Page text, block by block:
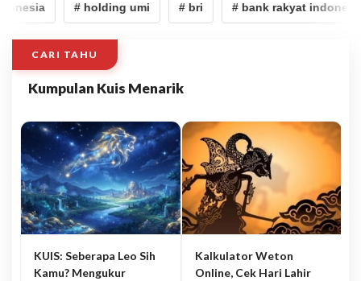
# holding umi # bri # bank rakyat indonesia
CARI TAHU
Kumpulan Kuis Menarik
KUIS: Seberapa Leo Sih
Kamu? Mengukur
Kalkulator Weton
Online, Cek Hari Lahir